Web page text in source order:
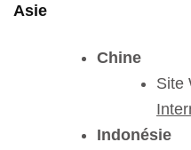
Asie
Chine
Site
Indonésie